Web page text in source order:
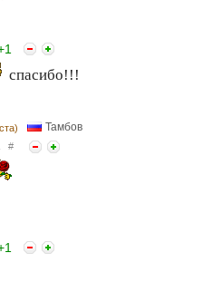
1
спасибо!!!
Тамбов
#
1